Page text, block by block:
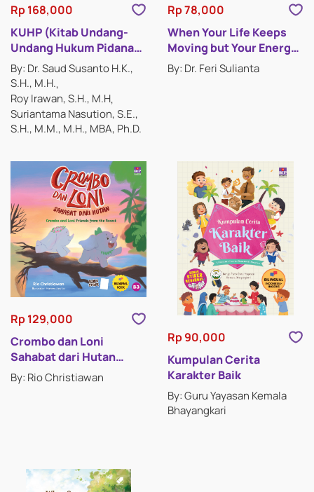
Rp 168,000
KUHP (Kitab Undang-
Undang Hukum Pidana)
2023
By: Dr. Saud Susanto H.K.,
S.H., M.H.
Roy Irawan, S.H., M.H
Suriantama Nasution, S.E.,
S.H., M.M., M.H., MBA, Ph.D.
Rp 78,000
When Your Life Keeps
Moving but Your Energy
Stops
By: Dr. Feri Sulianta
Rp 129,000
Crombo dan Loni
Sahabat dari Hutan
(Crombo and Loni
Friends from the Forest)
By: Rio Christiawan
Rp 90,000
Kumpulan Cerita
Karakter Baik
By: Guru Yayasan Kemala
Bhayangkari